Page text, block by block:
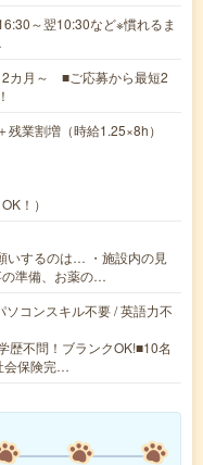
～翌10:30など※慣れるま
2カ月～ ■ご応募から最短2
業割増（時給1.25×8h）
！）
いするのは… ・施設内の見
の準備、お薬の…
ソコンスキル不要 / 英語力不
歴不問！ブランクOK!■10名
会保険完…